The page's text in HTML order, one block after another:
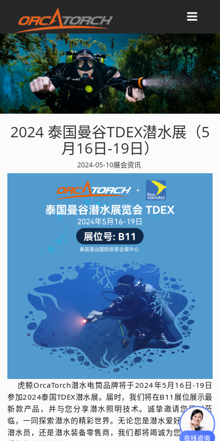
2024 泰国曼谷TDEX潜水展（5
月16日-19日）
2024-05-10展会资讯
虎鲸OrcaTorch潜水电筒品牌将于2024年5月16日-19日
参加2024泰国TDEX潜水展。届时，我们将在B11展位展示最
新款产品，并与您分享潜水照明技术。诚挚邀请您届时莅
临，一同探索潜水的精彩世界。无论您是潜水爱好者、专业
潜水员，还是潜水装备零售商，我们都将竭诚为您提供最优